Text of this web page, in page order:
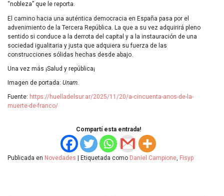
“nobleza” que le reporta.
El camino hacia una auténtica democracia en España pasa por el
advenimiento de la Tercera República. La que a su vez adquirirá pleno
sentido si conduce a la derrota del capital y a la instauración de una
sociedad igualitaria y justa que adquiera su fuerza de las
construcciones sólidas hechas desde abajo.
Una vez más ¡Salud y república¡
Imagen de portada: Unam.
Fuente: https://huelladelsur.ar/2025/11/20/a-cincuenta-anos-de-la-
muerte-de-franco/
Compartí esta entrada!
Publicada en Novedades | Etiquetada como Daniel Campione Fisyp